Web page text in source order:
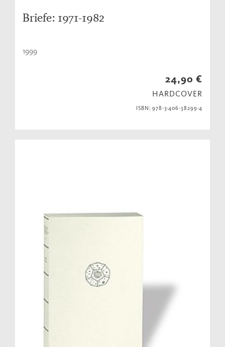
Briefe: 1971-1982
1999
24,90 €
HARDCOVER
ISBN: 978-3-406-38299-4